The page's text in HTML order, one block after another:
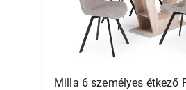
Milla 6 személyes étkező